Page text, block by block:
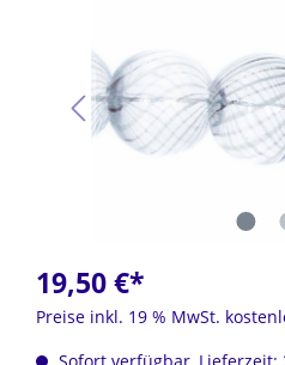
19,50 €*
Preise inkl. 19 % MwSt.